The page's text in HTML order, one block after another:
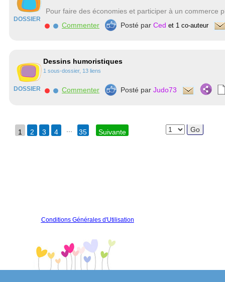
DOSSIER
Pour faire des économies et participer à un commerce
Commenter
Posté par Ced et 1 co-auteur
DOSSIER
Dessins humoristiques
1 sous-dossier, 13 liens
Commenter Posté par Judo73
1 2 3 4 35 Suivante
Conditions Générales d'Utilisation